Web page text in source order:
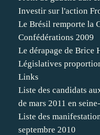
Investir sur l'action
Le Brésil remporte la
Confédérations 2009
Le dérapage de Brice
Législatives
Links
Liste des candidats
de mars 2011 en
Liste des
septembre 2010